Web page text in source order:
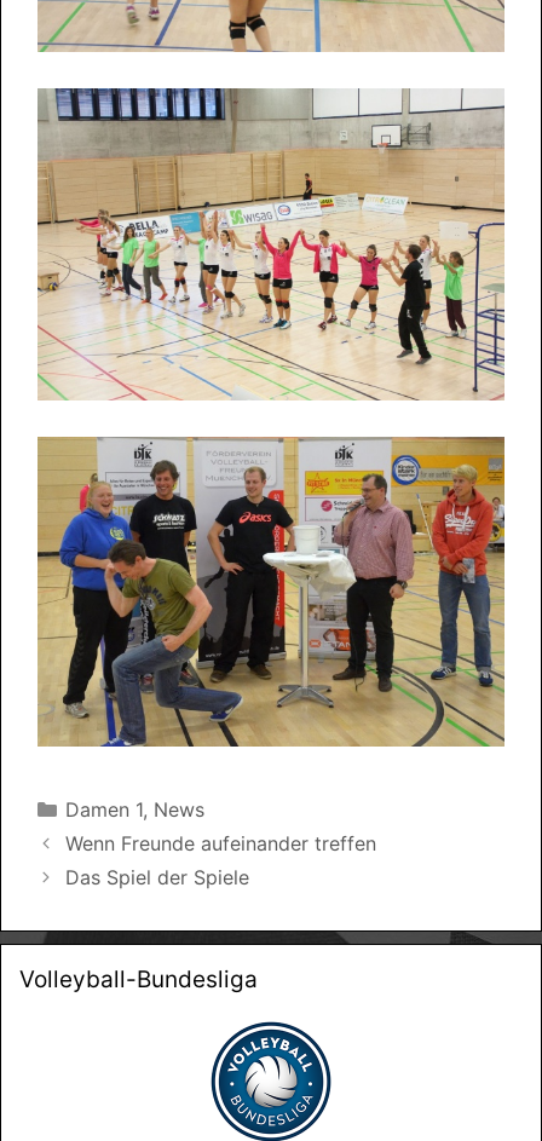
Kategorien
Damen 1, News
Wenn Freunde aufeinander treffen
Das Spiel der Spiele
Volleyball-Bundesliga